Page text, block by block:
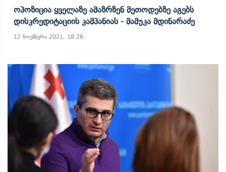
Ოპოზიცია Ყველაზე Ამაზრზენ Მეთოდებზე Აგებს
Დისკრედიტაციის Კამპანიას - Მამუკა Მდინარაძე
12 ნოემბერი 2021, 18:26